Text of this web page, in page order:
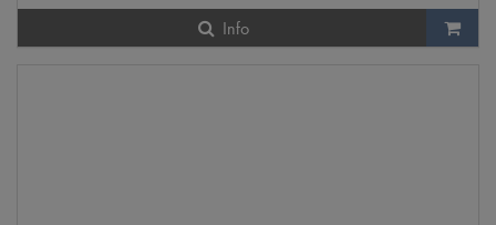
Info